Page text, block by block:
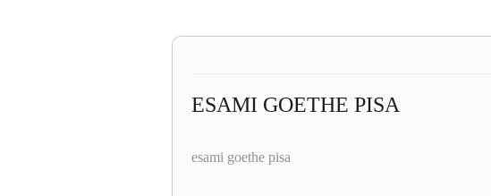
ESAMI GOETHE PISA
esami goethe pisa